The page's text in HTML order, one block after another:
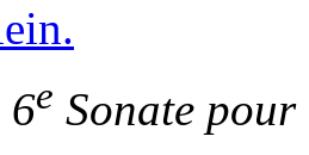
6e Sonate